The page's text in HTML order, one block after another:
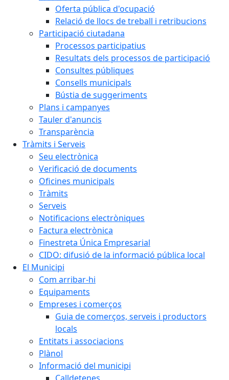
Oferta pública d'ocupació
Relació de llocs de treball i retribucions
Participació ciutadana
Processos participatius
Resultats dels processos de participació
Consultes públiques
Consells municipals
Bústia de suggeriments
Plans i campanyes
Tauler d'anuncis
Transparència
Tràmits i Serveis
Seu electrònica
Verificació de documents
Oficines municipals
Tràmits
Serveis
Notificacions electròniques
Factura electrònica
Finestreta Única Empresarial
CIDO: difusió de la informació pública local
El Municipi
Com arribar-hi
Equipaments
Empreses i comerços
Guia de comerços, serveis i productors
locals
Entitats i associacions
Plànol
Informació del municipi